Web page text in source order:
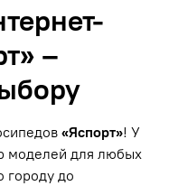
–
«Яспорт»! У
моделей для любых
городу до